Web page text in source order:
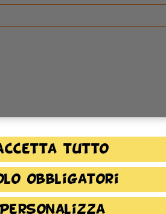
tutto
obbligatori
Personalizza